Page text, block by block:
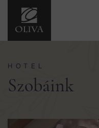
HOTEL
Szobáink